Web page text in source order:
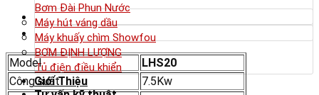
Bơm Đài Phun Nước
Máy hút váng dầu
Máy khuấy chìm Showfou
BƠM ĐỊNH LƯỢNG
Tủ điện điều khiển
Giới Thiệu
Model
LHS20
Công suất
7.5Kw